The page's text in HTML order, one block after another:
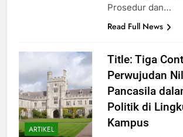
Prosedur dan…
Read Full News
ARTIKEL
Title: Tiga
Perwujudan
Pancasila
Politik di
Kampus